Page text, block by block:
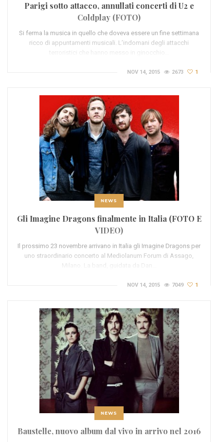
Parigi sotto attacco, annullati concerti di U2 e
Coldplay (FOTO)
Si ferma la musica in quello che doveva essere un fine settimana
ricco di appuntamenti musicali. L’indomani degli attacchi
terroristici che hanno messo in ginocchio…
NOV 14, 2015 2673 1
NEWS
Gli Imagine Dragons finalmente in Italia (FOTO E
VIDEO)
Il prossimo 23 novembre arrivano in Italia gli Imagine Dragons per
uno straordinario concerto al Mediolanum Forum di Assago,
Milano. La band, guidata da Dan…
NOV 14, 2015 7049 1
NEWS
Baustelle, nuovo album dal vivo in arrivo nel 2016